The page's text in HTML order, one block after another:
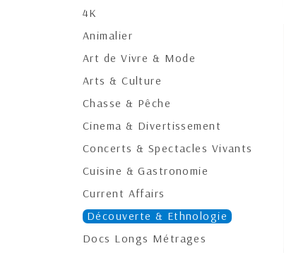
4K
Animalier
Art de Vivre & Mode
Arts & Culture
Chasse & Pêche
Cinema & Divertissement
Concerts & Spectacles Vivants
Cuisine & Gastronomie
Current Affairs
Découverte & Ethnologie
Docs Longs Métrages